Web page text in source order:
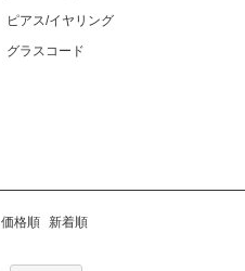
ピアス/イヤリング
グラスコード
価格順 新着順